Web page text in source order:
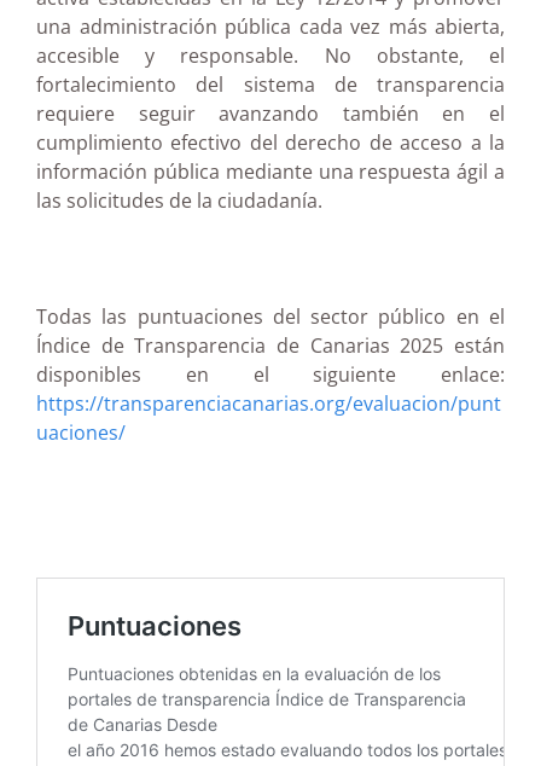
una administración pública cada vez más abierta,
accesible y responsable. No obstante, el
fortalecimiento del sistema de transparencia
requiere seguir avanzando también en el
cumplimiento efectivo del derecho de acceso a la
información pública mediante una respuesta ágil a
las solicitudes de la ciudadanía.
Todas las puntuaciones del sector público en el
Índice de Transparencia de Canarias 2025 están
disponibles en el siguiente enlace:
https://transparenciacanarias.org/evaluacion/punt
uaciones/